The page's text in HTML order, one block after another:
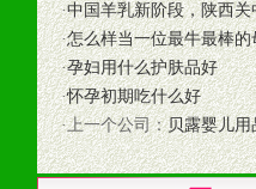
12、不断寻求国际前缘产
和终端客户提供更好的支
十二、加盟方法
1、通过电话、邮件、网
2、与我公司相关人员取
·中国羊乳新阶段，陕西
·怎么样当一位最牛最棒的
·孕妇用什么护肤品好
·怀孕初期吃什么好
·上一个公司：贝露婴儿用